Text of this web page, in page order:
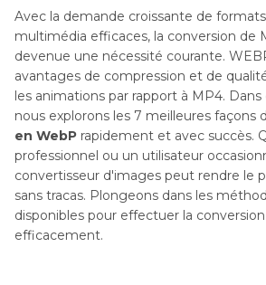
Avec la demande croissante de
multimédia efficaces, la conversion de
devenue une nécessité courante.
avantages de compression et de
les animations par rapport à MP4.
nous explorons les 7 meilleures façons
en WebP rapidement et avec succès.
professionnel ou un utilisateur
convertisseur d'images peut rendre le
sans tracas. Plongeons dans les
disponibles pour effectuer la
efficacement.